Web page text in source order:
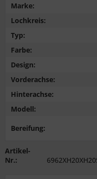
Marke:
Lochkreis:
Typ:
Farbe:
Design:
Vorderachse:
Hinterachse:
Modell:
Bereifung:
Artikel-
Nr.: